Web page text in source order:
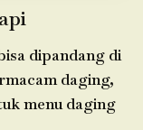
dipandang di
daging,
menu daging